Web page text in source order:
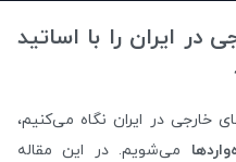
در ایران را با اساتید
خارجی در ایران نگاه می‌کنیم،
می‌شویم. در این مقاله